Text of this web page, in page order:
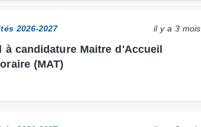
2026-2027 il y a 3 mois
à candidature Maitre d'Accueil
(MAT)